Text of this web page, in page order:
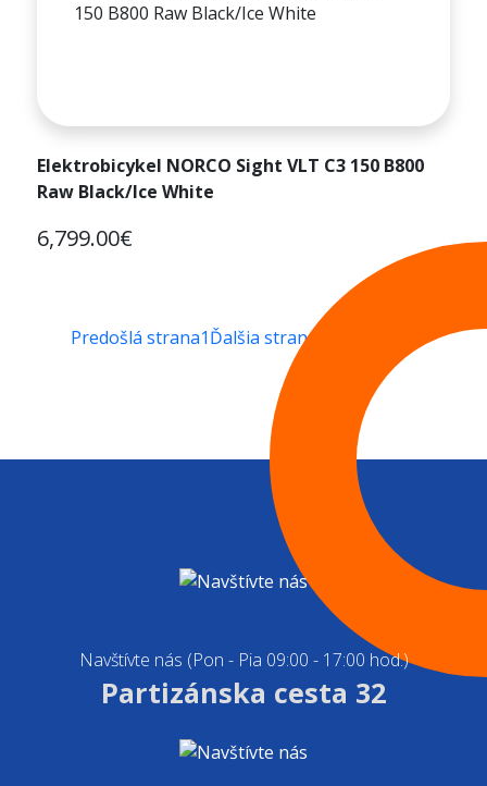
Elektrobicykel NORCO Sight VLT C3 150 B800
Raw Black/Ice White
6,799.00€
Predošlá strana1Ďalšia strana
Navštívte nás (Pon - Pia 09:00 - 17:00 hod.)
Partizánska cesta 32